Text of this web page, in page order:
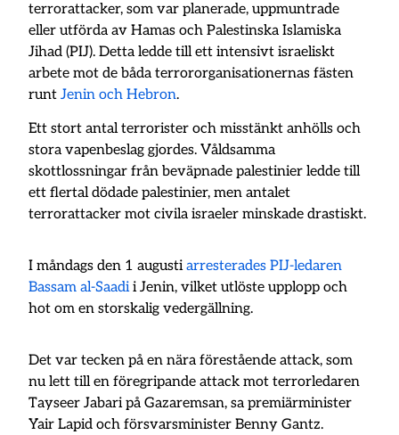
terrorattacker, som var planerade, uppmuntrade
eller utförda av Hamas och Palestinska Islamiska
Jihad (PIJ). Detta ledde till ett intensivt israeliskt
arbete mot de båda terrororganisationernas fästen
runtJenin och Hebron.
Ett stort antal terrorister och misstänkt anhölls och
stora vapenbeslag gjordes. Våldsamma
skottlossningar från beväpnade palestinier ledde till
ett flertal dödade palestinier, men antalet
terrorattacker mot civila israeler minskade drastiskt.
I måndags den 1 augustiarresterades PIJ-ledaren
Bassam al-Saadii Jenin, vilket utlöste upplopp och
hot om en storskalig vedergällning.
Det var tecken på en nära förestående attack, som
nu lett till en föregripande attack mot terrorledaren
Tayseer Jabari på Gazaremsan, sa premiärminister
Yair Lapid och försvarsminister Benny Gantz.